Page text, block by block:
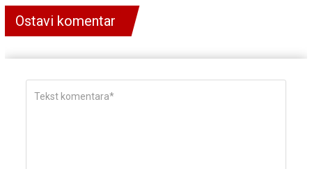
Ostavi komentar